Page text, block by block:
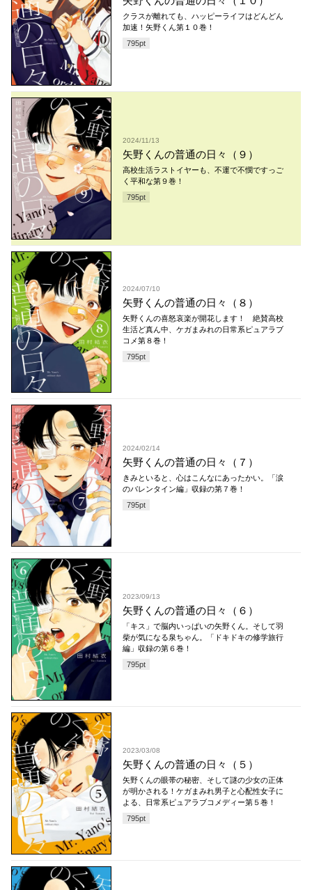
クラスが離れても、ハッピーライフはどんどん
加速！矢野くん第１０巻！
795pt
2024/11/13
矢野くんの普通の日々（９）
高校生活ラストイヤーも、不運で不憫ですっご
く平和な第９巻！
795pt
2024/07/10
矢野くんの普通の日々（８）
矢野くんの喜怒哀楽が開花します！ 絶賛高校
生活ど真ん中、ケガまみれの日常系ピュアラブ
コメ第８巻！
795pt
2024/02/14
矢野くんの普通の日々（７）
きみといると、心はこんなにあったかい。「涙
のバレンタイン編」収録の第７巻！
795pt
2023/09/13
矢野くんの普通の日々（６）
「キス」で脳内いっぱいの矢野くん。そして羽
柴が気になる泉ちゃん。「ドキドキの修学旅行
編」収録の第６巻！
795pt
2023/03/08
矢野くんの普通の日々（５）
矢野くんの眼帯の秘密、そして謎の少女の正体
が明かされる！ケガまみれ男子と心配性女子に
よる、日常系ピュアラブコメディー第５巻！
795pt